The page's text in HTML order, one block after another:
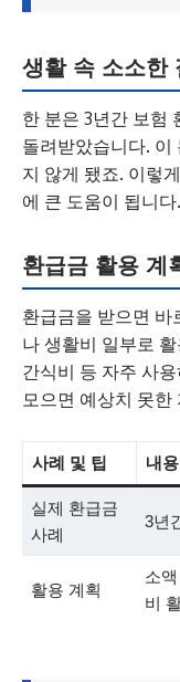
생활 속 소소한
한 분은 3년간 보험
돌려받았습니다. 이
지 않게 됐죠. 이렇
에 큰 도움이 됩니다.
환급금 활용 계
환급금을 받으면 바
나 생활비 일부로
간식비 등 자주 사
모으면 예상치 못한
사례 및 팁 내용
실제 환급금
사례
3년
활용 계획
소
비